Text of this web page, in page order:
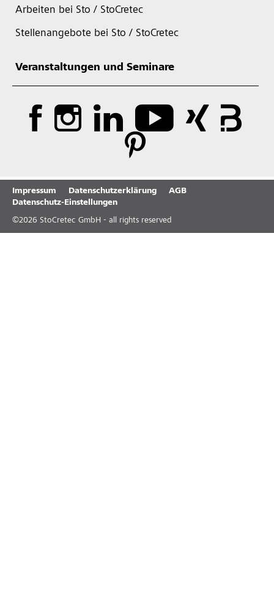
Arbeiten bei Sto / StoCretec
Stellenangebote bei Sto / StoCretec
Veranstaltungen und Seminare
Impressum Datenschutzerklärung
AGB
Datenschutz-Einstellungen
©2026 StoCretec GmbH - all rights reserved